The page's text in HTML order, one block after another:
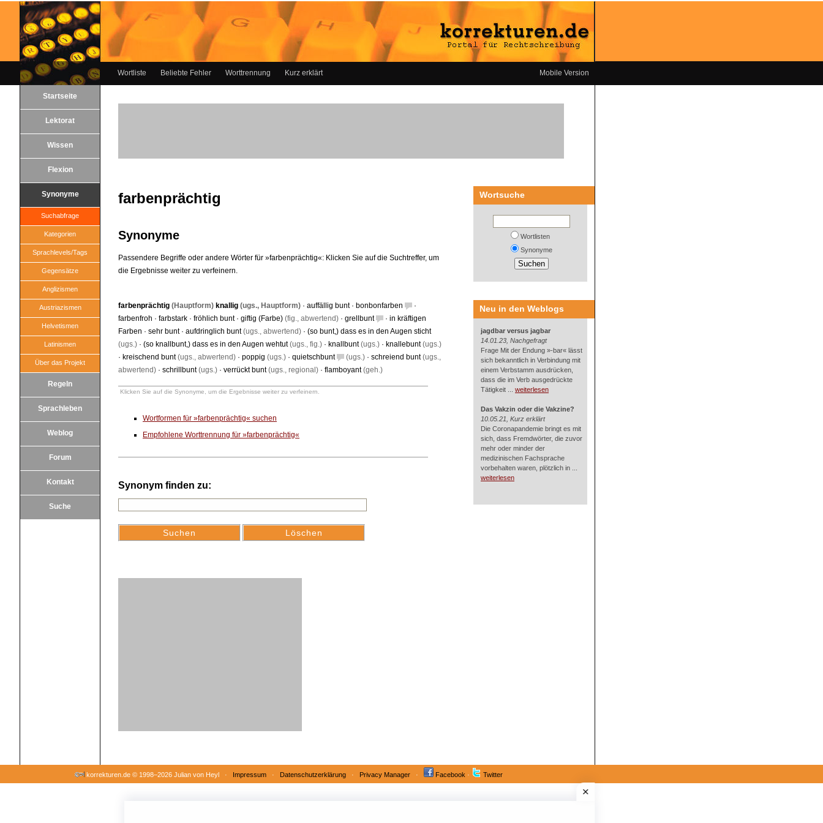
Wortliste Beliebte Fehler Worttrennung Kurz erklärt Mobile Version
Startseite
Lektorat
Wissen
Flexion
Synonyme
Suchabfrage
Kategorien
Sprachlevels/Tags
Gegensätze
Anglizismen
Austriazismen
Helvetismen
Latinismen
Über das Projekt
Regeln
Sprachleben
Weblog
Forum
Kontakt
Suche
farbenprächtig
Synonyme
Passendere Begriffe oder andere Wörter für »farbenprächtig«: Klicken Sie auf die Suchtreffer, um
die Ergebnisse weiter zu verfeinern.
farbenprächtig (Hauptform) knallig (ugs., Hauptform) · auffällig bunt· bonbonfarben
·
farbenfroh · farbstark · fröhlich bunt· giftig (Farbe) (fig., abwertend) · grellbunt · in kräftigen
Farben · sehr bunt· aufdringlich bunt(ugs., abwertend) · (so bunt,) dass es in den Augen sticht
(ugs.) · (so knallbunt,) dass es in den Augen wehtut(ugs., fig.) · knallbunt(ugs.) · knallebunt(ugs.)
· kreischend bunt(ugs., abwertend) · poppig (ugs.) · quietschbunt (ugs.) · schreiend bunt(ugs.,
abwertend) · schrillbunt(ugs.) · verrückt bunt(ugs., regional) · flamboyant(geh.)
Klicken Sie auf die Synonyme, um die Ergebnisse weiter zu verfeinern.
Wortformen für »farbenprächtig« suchen
Empfohlene Worttrennung für »farbenprächtig«
Synonym finden zu:
Wortsuche
Wortlisten
Synonyme
Neu in den Weblogs
jagdbar versus jagbar
14.01.23, Nachgefragt
Frage Mit der Endung »-bar« lässt
sich bekanntlich in Verbindung mit
einem Verbstamm ausdrücken,
dass die im Verb ausgedrückte
Tätigkeit ... weiterlesen
Das Vakzin oder die Vakzine?
10.05.21, Kurz erklärt
Die Coronapandemie bringt es mit
sich, dass Fremdwörter, die zuvor
mehr oder minder der
medizinischen Fachsprache
vorbehalten waren, plötzlich in ...
weiterlesen
korrekturen.de © 1998–2026 Julian von Heyl · Impressum · Datenschutzerklärung · Privacy Manager · Facebook · Twitter